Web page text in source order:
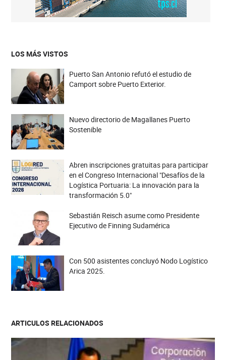
LOS MÁS VISTOS
Puerto San Antonio refutó el estudio de
Camport sobre Puerto Exterior.
Nuevo directorio de Magallanes Puerto
Sostenible
Abren inscripciones gratuitas para participar
en el Congreso Internacional "Desafíos de la
Logística Portuaria: La innovación para la
transformación 5.0"
Sebastián Reisch asume como Presidente
Ejecutivo de Finning Sudamérica
Con 500 asistentes concluyó Nodo Logístico
Arica 2025.
ARTICULOS RELACIONADOS